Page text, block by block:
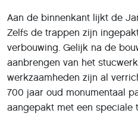
Aan de binnenkant lijkt de
Zelfs de trappen zijn
verbouwing. Gelijk na de
aanbrengen van het
werkzaamheden zijn al
700 jaar oud monumentaal
aangepakt met een speciale